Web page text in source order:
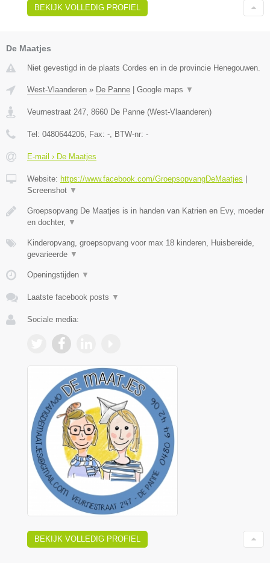
BEKIJK VOLLEDIG PROFIEL
De Maatjes
Niet gevestigd in de plaats Cordes en in de provincie Henegouwen.
West-Vlaanderen » De Panne Google maps ▼
Veurnestraat 247 8660 De Panne (West-Vlaanderen)
Tel: 0480644206 , Fax: - , BTW-nr: -
E-mail › De Maatjes
Website: https://www.facebook.com/GroepsopvangDeMaatjes
Screenshot ▼
Groepsopvang De Maatjes is in handen van Katrien en Evy, moeder
en dochter,
▼
Kinderopvang, groepsopvang voor max 18 kinderen, Huisbereide,
gevarieerde ▼
Openingstijden ▼
Laatste facebook posts ▼
Sociale media:
BEKIJK VOLLEDIG PROFIEL